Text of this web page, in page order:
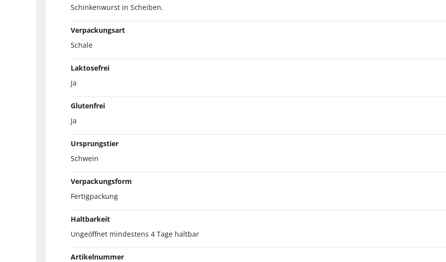
Schinkenwurst in Scheiben.
Verpackungsart
Schale
Laktosefrei
Ja
Glutenfrei
Ja
Ursprungstier
Schwein
Verpackungsform
Fertigpackung
Haltbarkeit
Ungeöffnet mindestens 4 Tage haltbar
Artikelnummer